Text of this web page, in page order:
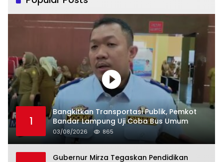
1
Bangkitkan Transportasi Publik, Pemkot
Bandar Lampung Uji Coba Bus Umum
03/08/2026 865
Gubernur Mirza Tegaskan Pendidikan